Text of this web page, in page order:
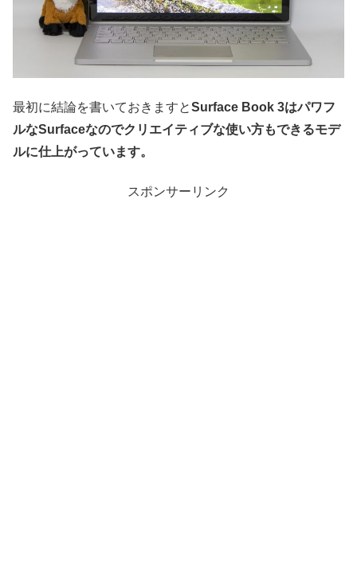
最初に結論を書いておきますとSurface Book 3はパワフ
ルなSurfaceなのでクリエイティブな使い方もできるモデ
ルに仕上がっています。
スポンサーリンク